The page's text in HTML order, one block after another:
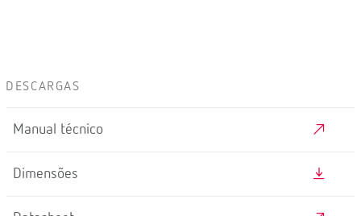
DESCARGAS
Manual técnico
Dimensões